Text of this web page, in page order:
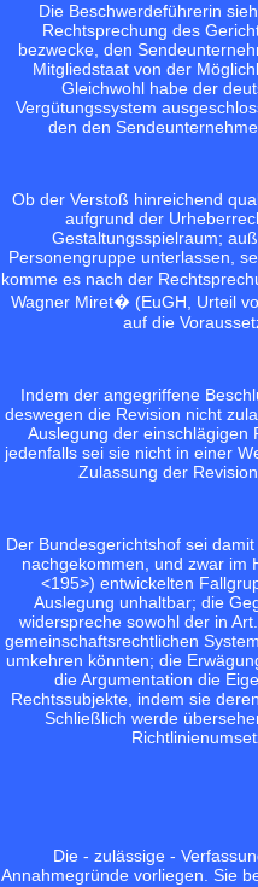
Die Beschwerdeführerin
Rechtsprechung des
bezwecke, den
Mitgliedstaat von der
Gleichwohl habe der
Vergütungssystem
den den
Ob der Verstoß hinreichend
aufgrund der
Gestaltungsspielraum;
Personengruppe unterlassen,
komme es nach der
Wagner Miret� (EuGH, Urteil
auf die
Indem der angegriffene
deswegen die Revision nicht
Auslegung der einschlägigen
jedenfalls sei sie nicht in einer
Zulassung der
Der Bundesgerichtshof sei
nachgekommen, und zwar im
<195>) entwickelten
Auslegung unhaltbar; die
widerspreche sowohl der in
gemeinschaftsrechtlichen
umkehren könnten; die
die Argumentation die
Rechtssubjekte, indem sie
Schließlich werde
Die - zulässige -
Annahmegründe vorliegen. Sie